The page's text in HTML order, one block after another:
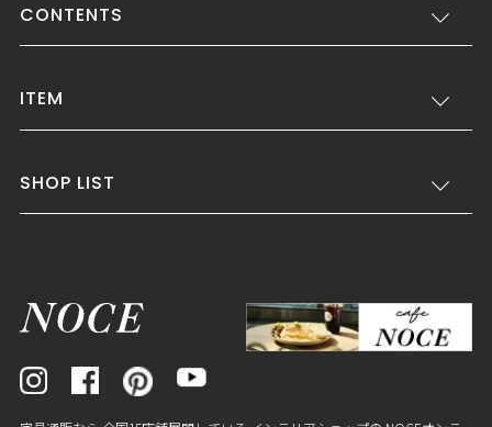
CONTENTS
ITEM
SHOP LIST